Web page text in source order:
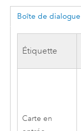
Boîte de dialogue
Étiquette
Carte en